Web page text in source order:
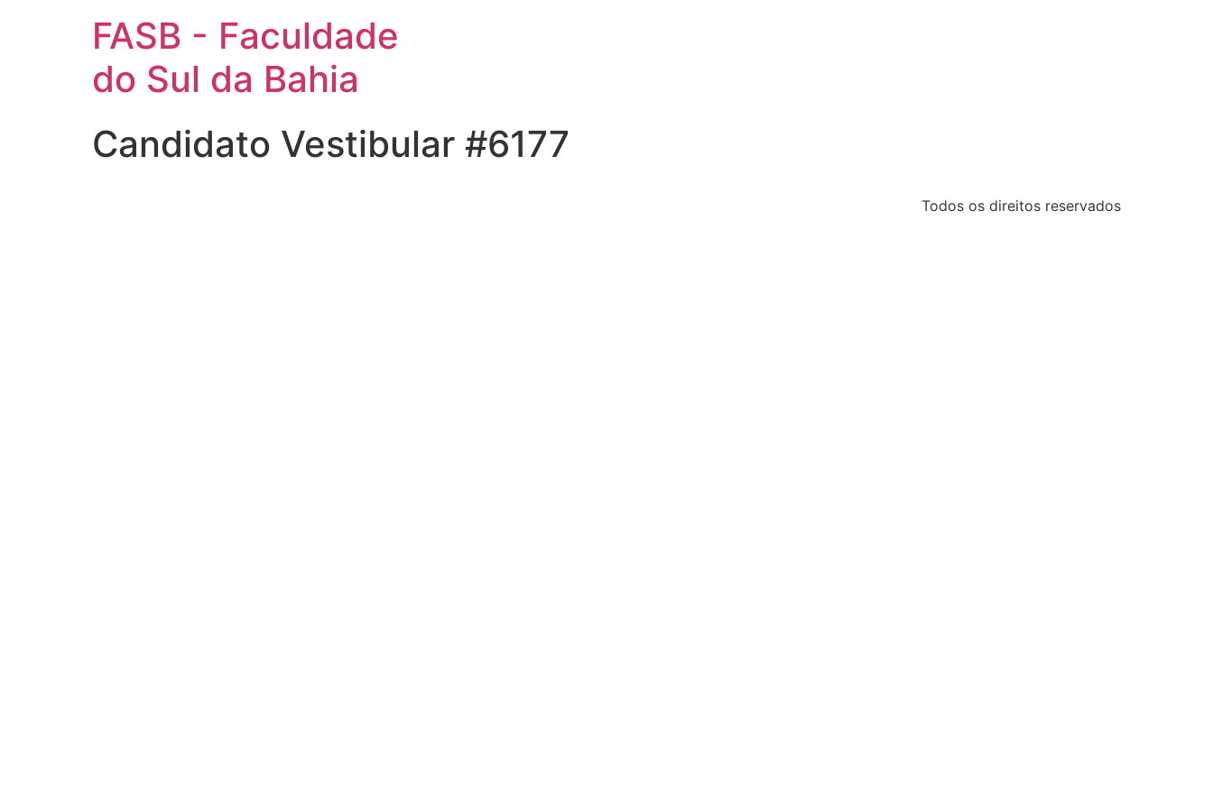
FASB - Faculdade
do Sul da Bahia
Candidato Vestibular #6177
Todos os direitos reservados